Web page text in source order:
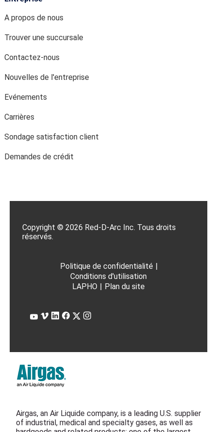
A propos de nous
Trouver une succursale
Contactez-nous
Nouvelles de l'entreprise
Evénements
Carrières
Sondage satisfaction client
Demandes de crédit
Copyright © 2026 Red-D-Arc Inc. Tous droits
réservés.
Politique de confidentialité |
Conditions d'utilisation
LAPHO | Plan du site
Airgas, an Air Liquide company, is a leading U.S. supplier
of industrial, medical and specialty gases, as well as